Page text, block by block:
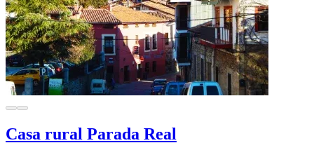
Casa rural Parada Real